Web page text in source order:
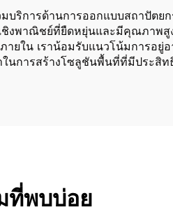
ริการด้านการออกแบบสถาปัตย
งพาณิชย์ที่ยืดหยุ่นและมีคุณภาพ
ยใน เราน้อมรับแนวโน้มการอ
นการสร้างโซลูชันพื้นที่ที่มีประสิ
ที่พบบ่อย